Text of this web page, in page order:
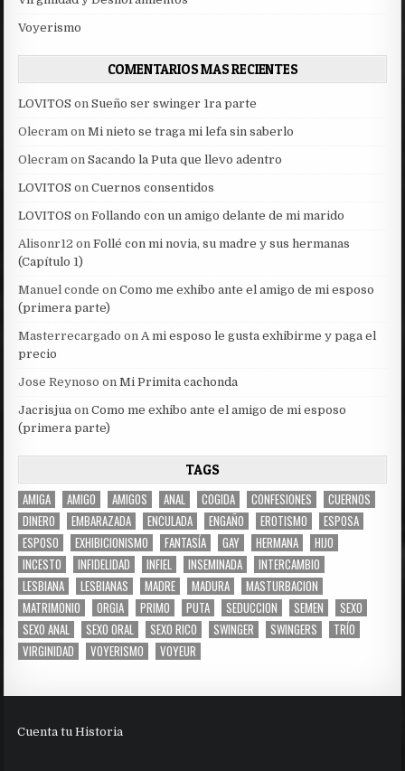
Voyerismo
COMENTARIOS MAS RECIENTES
LOVITOS onSueño ser swinger 1ra parte
Olecram onMi nieto se traga mi lefa sin saberlo
Olecram onSacando la Puta que llevo adentro
LOVITOS onCuernos consentidos
LOVITOS onFollando con un amigo delante de mi marido
Alisonr12 onFollé con mi novia, su madre y sus hermanas
(Capítulo 1)
Manuel conde onComo me exhibo ante el amigo de mi esposo
(primera parte)
Masterrecargado onA mi esposo le gusta exhibirme y paga el
precio
Jose Reynoso onMi Primita cachonda
Jacrisjua onComo me exhibo ante el amigo de mi esposo
(primera parte)
TAGS
AMIGA AMIGO AMIGOS ANAL COGIDA CONFESIONES
CUERNOS
DINERO
EMBARAZADA ENCULADA ENGAÑO EROTISMO
ESPOSA
ESPOSO
EXHIBICIONISMO FANTASÍA GAY HERMANA
HIJO
INCESTO
INFIDELIDAD INFIEL INSEMINADA
INTERCAMBIO
LESBIANA
LESBIANAS MADRE MADURA
MASTURBACION
MATRIMONIO
ORGIA PRIMO PUTA SEDUCCION SEMEN
SEXO
SEXO ANAL
SEXO ORAL SEXO RICO SWINGER SWINGERS
TRÍO
VIRGINIDAD
VOYERISMO VOYEUR
Cuenta tu Historia